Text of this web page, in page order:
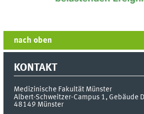
nach oben
KONTAKT
Medizinische Fakultät Münster
Albert-Schweitzer-Campus 1, Gebäude
48149 Münster